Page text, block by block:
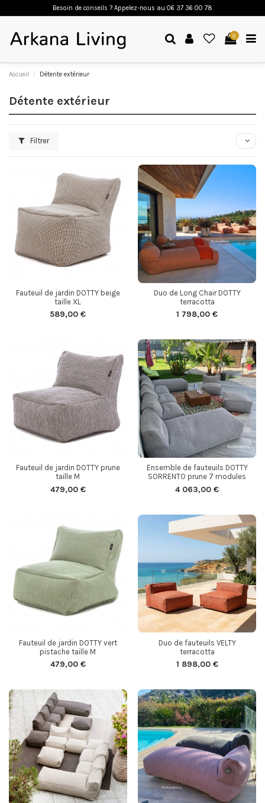
Besoin de conseils ? Appelez-nous au 06 37 36 00 78
0
Accueil Détente extérieur
Détente extérieur
Filtrer
Fauteuil de jardin DOTTY beige
taille XL
589,00 €
Duo de Long Chair DOTTY
terracotta
1 798,00 €
Fauteuil de jardin DOTTY prune
taille M
479,00 €
Ensemble de fauteuils DOTTY
SORRENTO prune 7 modules
4 063,00 €
Fauteuil de jardin DOTTY vert
pistache taille M
479,00 €
Duo de fauteuils VELTY
terracotta
1 898,00 €